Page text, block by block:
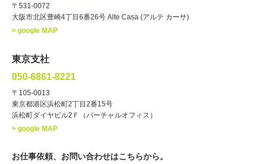
ナレーター レポーター
・年齢
・出身地 北海道 東北
その他
〒531-0072
大阪市北区豊崎4丁目6番26号 Alte Casa (アルテ カーサ)
> google MAP
東京支社
050-6861-8221
〒105-0013
東京都港区浜松町2丁目2番15号
浜松町ダイヤビル2Ｆ（バーチャルオフィス）
> google MAP
お仕事依頼、お問い合わせはこちらから。